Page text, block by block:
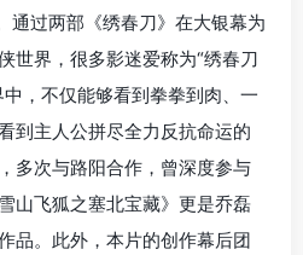
通过两部《绣春刀》在大银幕为
世界，很多影迷爱称为“绣春刀
，不仅能够看到拳拳到肉、一
到主人公拼尽全力反抗命运的
多次与路阳合作，曾深度参与
山飞狐之塞北宝藏》更是乔磊
品。此外，本片的创作幕后团